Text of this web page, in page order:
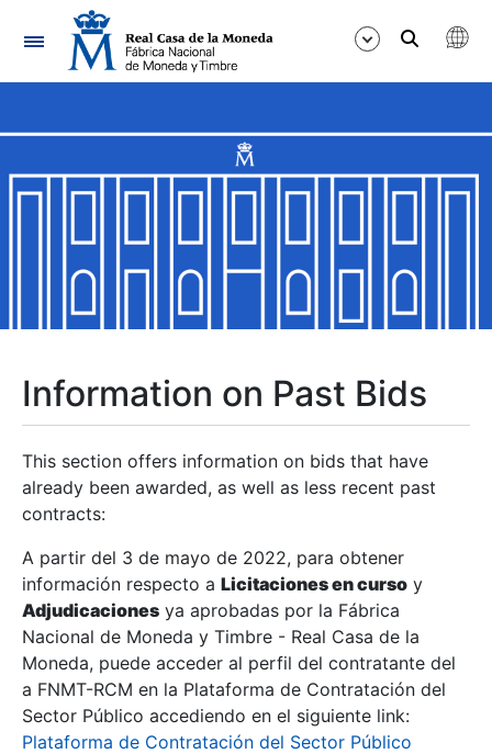
Navigation
Show/Hide
Show/Hide
Show/Hide
Show/Hide
Show/Hide
Information on Past Bids
This section offers information on bids that have
already been awarded, as well as less recent past
contracts:
A partir del 3 de mayo de 2022, para obtener
información respecto a Licitaciones en curso y
Adjudicaciones ya aprobadas por la Fábrica
Nacional de Moneda y Timbre - Real Casa de la
Moneda, puede acceder al perfil del contratante del
a FNMT-RCM en la Plataforma de Contratación del
Sector Público accediendo en el siguiente link:
Plataforma de Contratación del Sector Público